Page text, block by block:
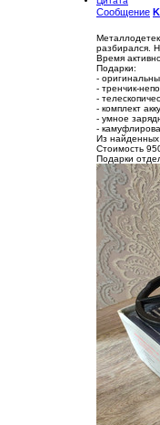
Сообщение
разбирался.
Время
Подарки:
-
- тренчик-
-
- комплект
- умное
-
Из найденных
Стоимость
Подарки